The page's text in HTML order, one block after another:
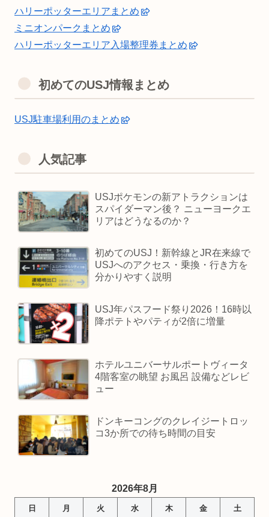
ハリーポッターエリアまとめ
ミニオンパークまとめ
ハリーポッターエリア入場整理券まとめ
初めてのUSJ情報まとめ
USJ駐車場利用のまとめ
人気記事
USJポケモンの新アトラクションは
スパイダーマン後？ ニューヨークエ
リアはどうなるのか？
初めてのUSJ！新幹線とJR在来線で
USJへのアクセス・乗換・行き方を
分かりやすく説明
USJ年パスフード祭り2026！16時以
降ポテトやパティが2倍に増量
ホテルユニバーサルポートヴィータ
4階客室の眺望 お風呂 設備などレビ
ュー
ドンキーコングのクレイジートロッ
コ3か所での待ち時間の目安
2026年8月
日 月 火 水 木 金
土